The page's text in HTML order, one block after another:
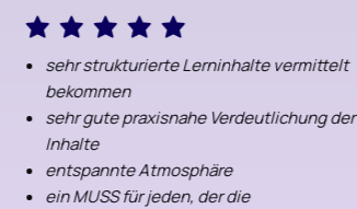
sehr strukturierte Lerninhalte vermittelt
bekommen
sehr gute praxisnahe Verdeutlichung der
Inhalte
entspannte Atmosphäre
ein MUSS für jeden, der die